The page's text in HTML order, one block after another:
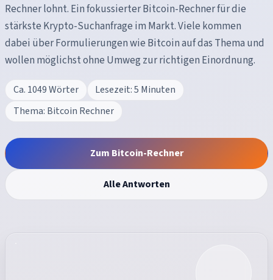
Rechner lohnt. Ein fokussierter Bitcoin-Rechner für die
stärkste Krypto-Suchanfrage im Markt. Viele kommen
dabei über Formulierungen wie Bitcoin auf das Thema und
wollen möglichst ohne Umweg zur richtigen Einordnung.
Ca. 1049Wörter Lesezeit:5 Minuten
Thema: Bitcoin Rechner
Zum Bitcoin-Rechner
Alle Antworten